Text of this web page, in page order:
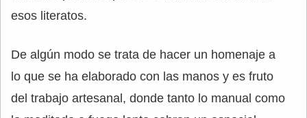
esos literatos.
De algún modo se trata de hacer un homenaje a
lo que se ha elaborado con las manos y es fruto
del trabajo artesanal, donde tanto lo manual como